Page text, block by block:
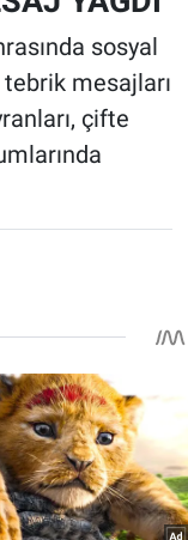
sosyal
mesajları
çifte